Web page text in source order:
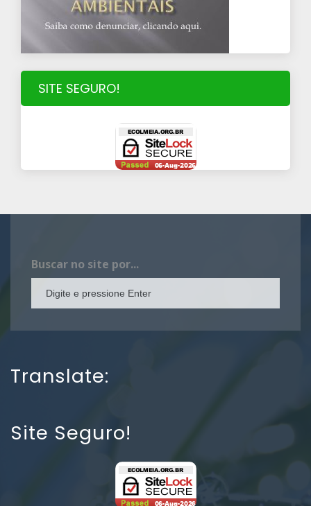
SITE SEGURO!
Buscar no site por...
Translate:
Site Seguro!